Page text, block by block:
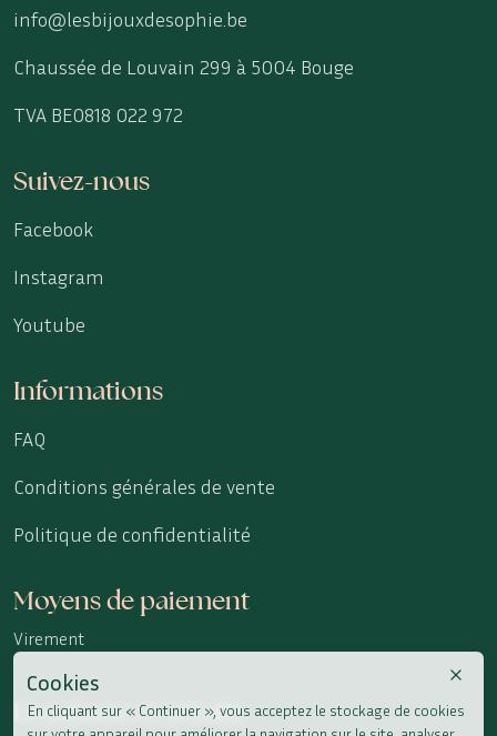
info@lesbijouxdesophie.be
Chaussée de Louvain 299 à 5004 Bouge
TVA BE0818 022 972
Suivez-nous
Facebook
Instagram
Youtube
Informations
FAQ
Conditions générales de vente
Politique de confidentialité
Moyens de paiement
Virement
Livraisons et retraits
Cookies
En cliquant sur « Continuer », vous acceptez le stockage de cookies